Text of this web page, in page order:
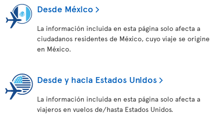
Desde México
La información incluida en esta página solo afecta a
ciudadanos residentes de México, cuyo viaje se origine
en México.
Desde y hacia Estados Unidos
La información incluida en esta página solo afecta a
viajeros en vuelos de/hasta Estados Unidos.